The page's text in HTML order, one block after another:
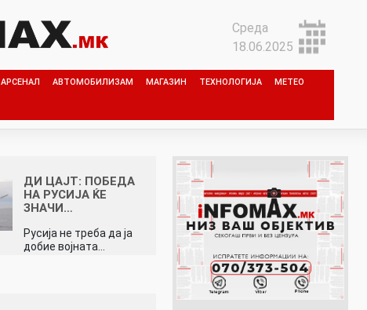
Среда
18.06.2025
АРСЕНАЛ АВТОМОБИЛИЗАМ МАГАЗИН ТЕХНОЛОГИЈА МЕТЕО
ДИ ЦАЈТ: ПОБЕДА
НА РУСИЈА ЌЕ
ЗНАЧИ…
Русија не треба да ја
добие војната…